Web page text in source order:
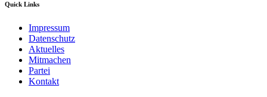
Quick Links
Impressum
Datenschutz
Aktuelles
Mitmachen
Partei
Kontakt